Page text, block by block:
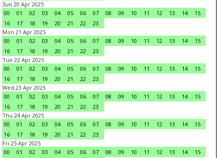
Sun 20 Apr 2025
00
01 02 03 04 05 06 07 08 09 10 11 12 13 14
15
16
17 18 19 20 21 22
23
Mon 21 Apr 2025
00
01 02 03 04 05 06 07 08 09 10 11 12 13 14
15
16
17 18 19 20 21 22
23
Tue 22 Apr 2025
00
01 02 03 04 05 06 07 08 09 10 11 12 13 14
15
16
17 18 19 20 21 22
23
Wed 23 Apr 2025
00
01 02 03 04 05 06 07 08 09 10 11 12 13 14
15
16
17 18 19 20 21 22
23
Thu 24 Apr 2025
00
01 02 03 04 05 06 07 08 09 10 11 12 13 14
15
16
17 18 19 20 21 22
23
Fri 25 Apr 2025
00
01 02 03 04 05 06 07 08 09 10 11 12 13 14
15